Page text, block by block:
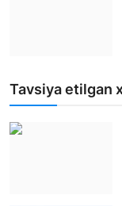
Tavsiya etilgan